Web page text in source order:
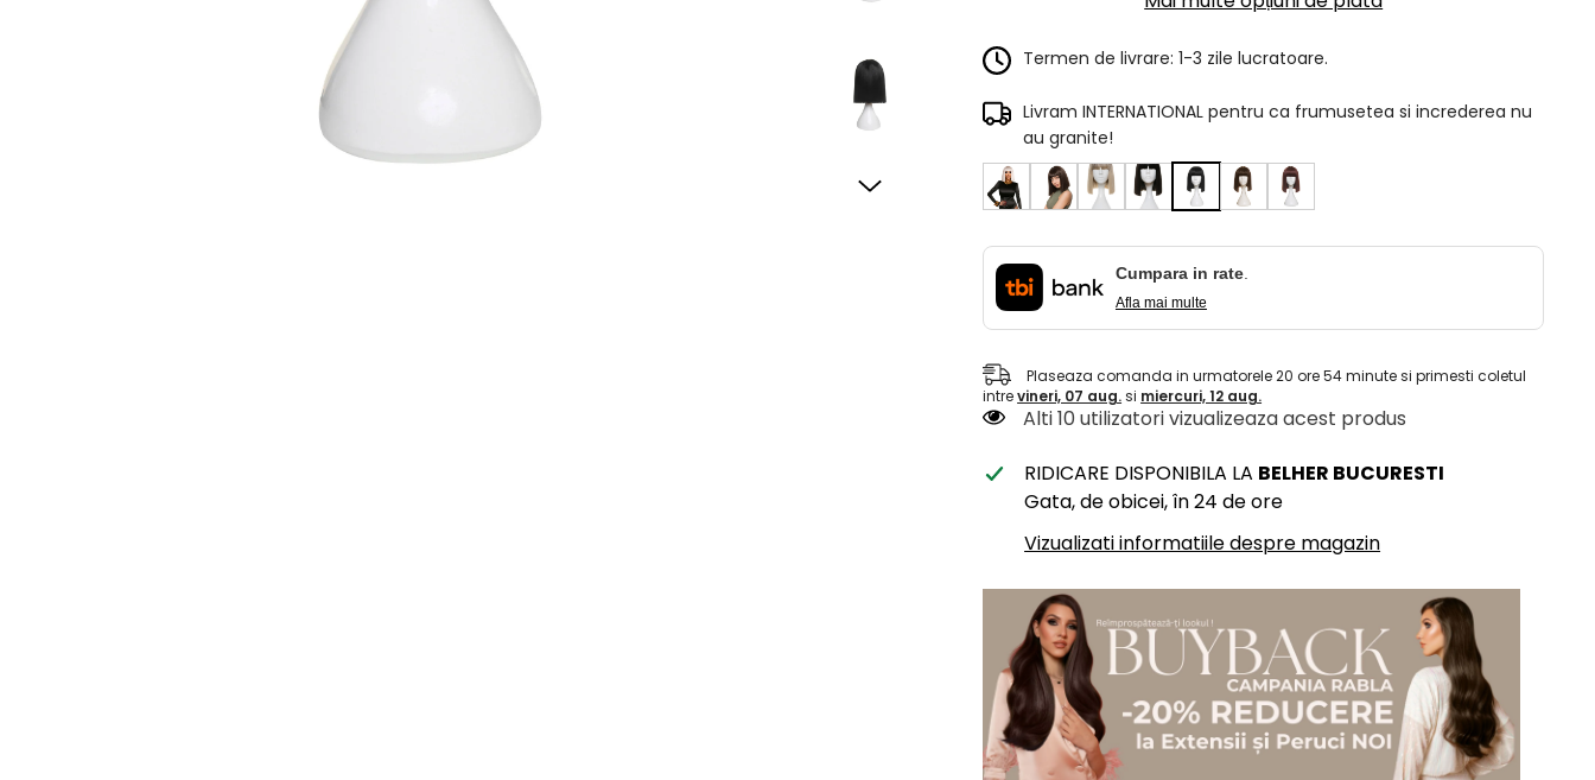
Termen de livrare: 1-3 zile lucratoare.
Livram INTERNATIONAL pentru ca frumusetea si increderea nu
au granite!
Cumpara in rate.
Afla mai multe
Plaseaza comanda in urmatorele20 ore54minutesi primesti coletul
intrevineri, 07 aug.si miercuri, 12 aug.
Alti 10 utilizatori vizualizeaza acest produs
RIDICARE DISPONIBILA LA BELHER BUCURESTI
Gata, de obicei, în 24 de ore
Vizualizati informatiile despre magazin